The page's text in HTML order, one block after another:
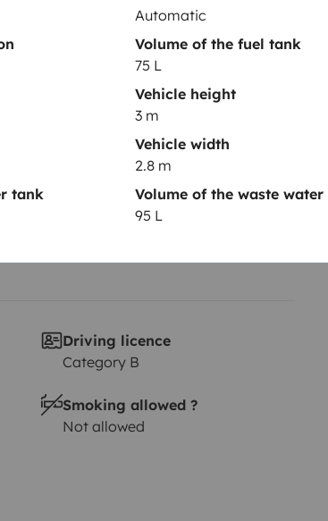
Automatic
Volume of the fuel tank
75 L
Vehicle height
3 m
Vehicle width
2.8 m
tank
Volume of the waste
95 L
Year of registration
Driving licence
Category B
Smoking allowed ?
Not allowed